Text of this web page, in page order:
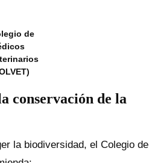
de
conservación de la
la biodiversidad, el Colegio de